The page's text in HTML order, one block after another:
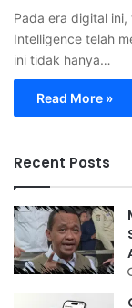
Pada era digital
Intelligence telah
ini tidak hanya…
Read More »
Recent Posts